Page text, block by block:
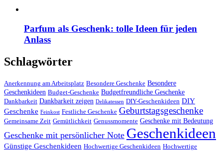
Parfum als Geschenk: tolle Ideen für jeden
Anlass
Schlagwörter
Anerkennung am Arbeitsplatz Besondere Geschenke Besondere
Geschenkideen Budget-Geschenke Budgetfreundliche Geschenke
Dankbarkeit Dankbarkeit zeigen Delikatessen DIY-Geschenkideen DIY
Geschenke Feinkost Festliche Geschenke Geburtstagsgeschenke
Gemeinsame Zeit Gemütlichkeit Genussmomente Geschenke mit Bedeutung
Geschenke mit persönlicher Note Geschenkideen
Günstige Geschenkideen Hochwertige Geschenkideen Hochwertige